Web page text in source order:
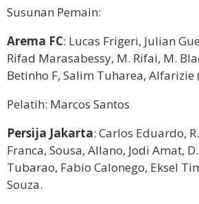
Susunan Pemain:
Arema FC: Lucas Frigeri, Julian
Rifad Marasabessy, M. Rifai, M.
Betinho F, Salim Tuharea, Alfarizie
Pelatih: Marcos Santos
Persija Jakarta: Carlos Eduardo,
Franca, Sousa, Allano, Jodi Amat,
Tubarao, Fabio Calonego, Eksel
Souza.